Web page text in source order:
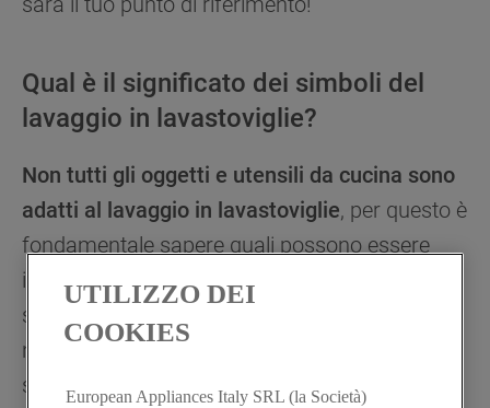
Qual è il significato dei simboli del
lavaggio in lavastoviglie?
Non tutti gli oggetti e utensili da cucina sono
adatti al lavaggio in lavastoviglie, per questo è
fondamentale sapere quali possono essere
inseriti senza rischi. Ma come capire se una
stoviglia è lavabile in lavastoviglie? La risposta
non è così immediata, perché non esistono
simboli universali, ma piuttosto una serie di
UTILIZZO DEI
COOKIES
European Appliances Italy SRL (la Società)